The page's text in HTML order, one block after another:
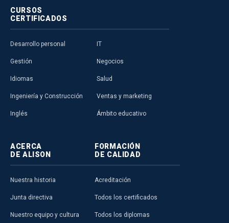
CURSOS
CERTIFICADOS
Desarrollo personal
Gestión
Idiomas
Ingeniería y Construcción
Inglés
IT
Negocios
Salud
Ventas y marketing
Ámbito educativo
ACERCA
DE ALISON
Nuestra historia
Junta directiva
Nuestro equipo y cultura
FORMACIÓN
DE CALIDAD
Acreditación
Todos los certificados
Todos los diplomas